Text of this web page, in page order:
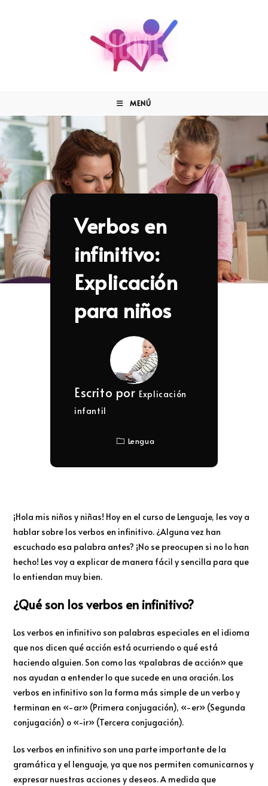
MENÚ
Verbos en
infinitivo:
Explicación
para niños
Escrito por Explicación
infantil
Lengua
¡Hola mis niños y niñas! Hoy en el curso de Lenguaje, les voy a
hablar sobre los verbos en infinitivo. ¿Alguna vez han
escuchado esa palabra antes? ¡No se preocupen si no lo han
hecho! Les voy a explicar de manera fácil y sencilla para que
lo entiendan muy bien.
¿Qué son los verbos en infinitivo?
Los verbos en infinitivo son palabras especiales en el idioma
que nos dicen qué acción está ocurriendo o qué está
haciendo alguien. Son como las «palabras de acción» que
nos ayudan a entender lo que sucede en una oración. Los
verbos en infinitivo son la forma más simple de un verbo y
terminan en «-ar» (Primera conjugación), «-er» (Segunda
conjugación) o «-ir» (Tercera conjugación).
Los verbos en infinitivo son una parte importante de la
gramática y el lenguaje, ya que nos permiten comunicarnos y
expresar nuestras acciones y deseos. A medida que